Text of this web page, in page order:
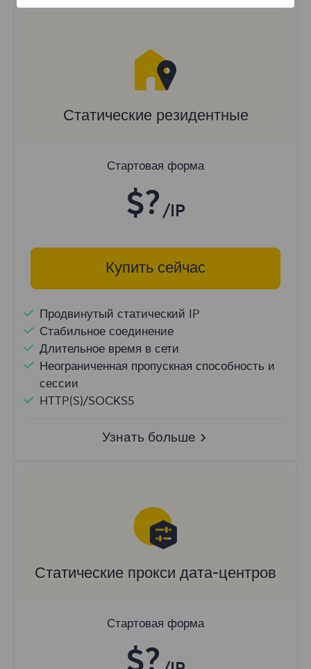
Статические резидентные
Стартовая форма
$? /IP
Купить сейчас
Продвинутый статический IP
Стабильное соединение
Длительное время в сети
Неограниченная пропускная способность и
сессии
HTTP(S)/SOCKS5
Узнать больше
Статические прокси дата-центров
Стартовая форма